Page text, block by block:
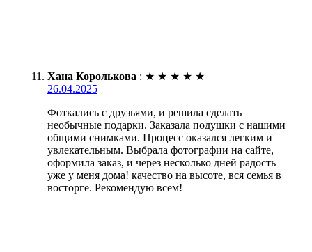
Хана Королькова : ★ ★ ★ ★ ★
26.04.2025
Фоткались с друзьями, и решила сделать
необычные подарки. Заказала подушки с нашими
общими снимками. Процесс оказался легким и
увлекательным. Выбрала фотографии на сайте,
оформила заказ, и через несколько дней радость
уже у меня дома! качество на высоте, вся семья в
восторге. Рекомендую всем!